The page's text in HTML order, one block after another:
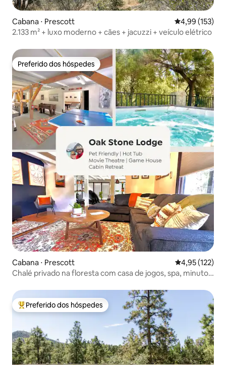
Cabana ⋅ Prescott 4,99 de uma
4,99 (153)
2.133 m² + luxo moderno + cães + jacuzzi + veículo elétrico
Preferido dos hóspedes
Preferido dos hóspedes
Cabana ⋅ Prescott 4,95 de uma
4,95 (122)
Chalé privado na floresta com casa de jogos, spa, minutos
Entre os melhores preferidos dos hóspedes
Preferido dos hóspedes